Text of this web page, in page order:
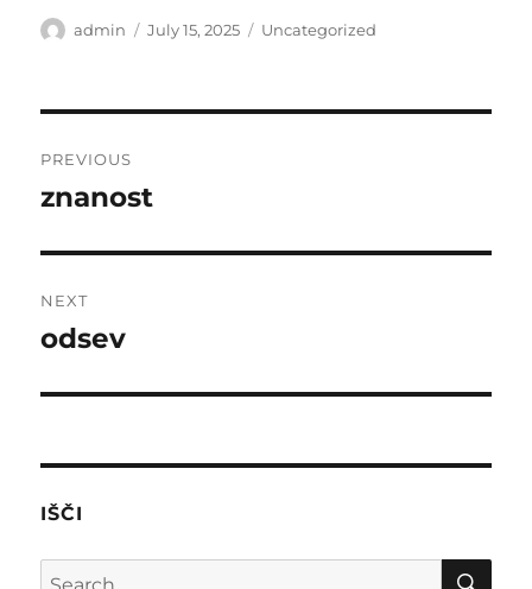
Author
admin
Posted
July 15, 2025 Categories
Uncategorized
navigation
PREVIOUS
Previous
znanost
NEXT
Next
odsev
IŠČI
Search